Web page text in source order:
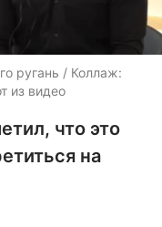
ругань / Коллаж:
из видео
что это
на